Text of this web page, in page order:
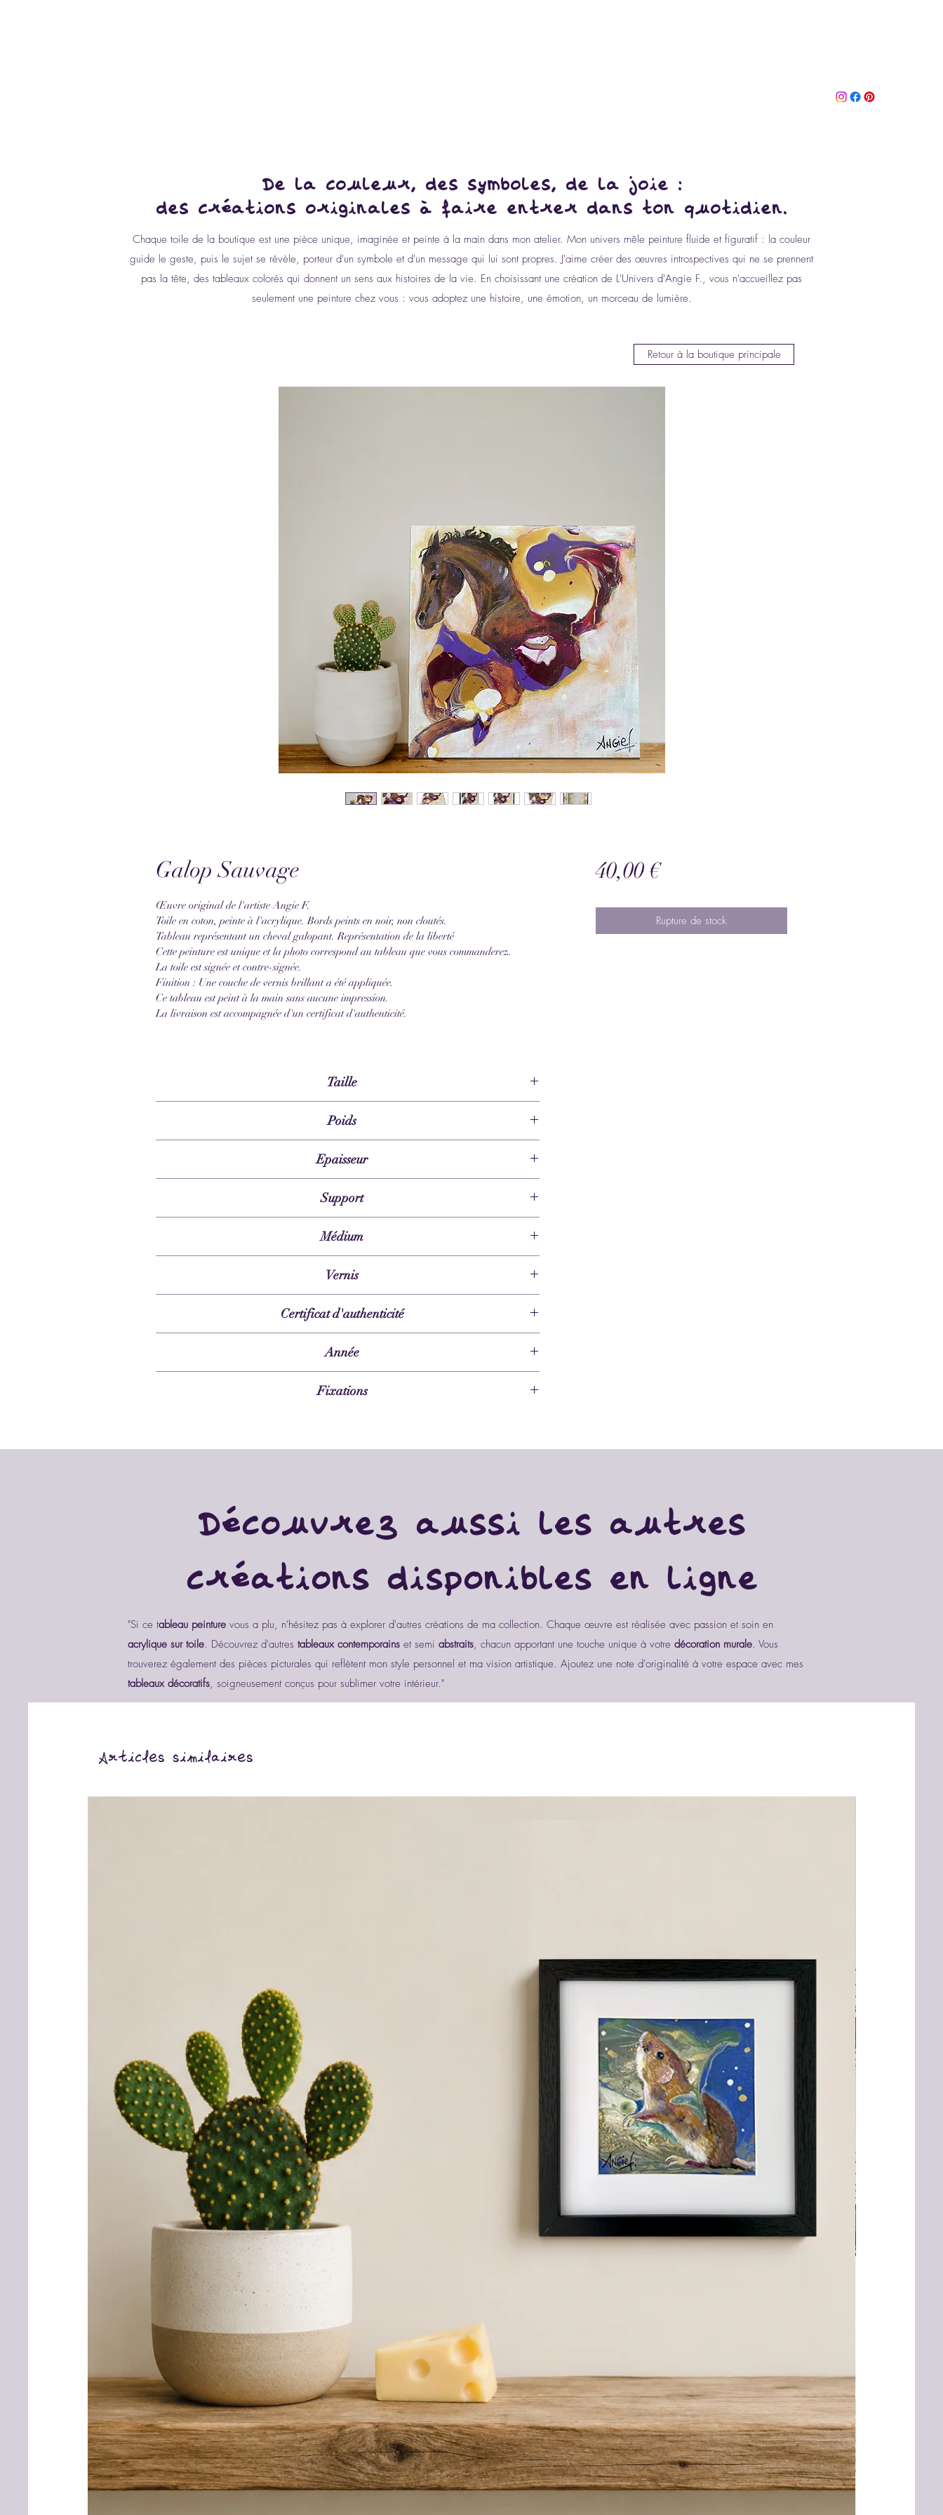
De la couleur, des symboles, de la joie :
des créations originales à faire entrer dans ton quotidien.
Chaque toile de la boutique est une pièce unique, imaginée et peinte à la main dans mon atelier. Mon univers mêle peinture fluide et figuratif : la couleur
guide le geste, puis le sujet se révèle, porteur d'un symbole et d'un message qui lui sont propres. J'aime créer des œuvres introspectives qui ne se prennent
pas la tête, des tableaux colorés qui donnent un sens aux histoires de la vie. En choisissant une création de L'Univers d'Angie F., vous n'accueillez pas
seulement une peinture chez vous : vous adoptez une histoire, une émotion, un morceau de lumière.
Retour à la boutique principale
Galop Sauvage
Œuvre original de l'artiste Angie F.
Toile en coton, peinte à l'acrylique. Bords peints en noir, non cloutés.
Tableau représentant un cheval galopant. Représentation de la liberté
Cette peinture est unique et la photo correspond au tableau que vous commanderez.
La toile est signée et contre-signée.
Finition : Une couche de vernis brillant a été appliquée.
Ce tableau est peint à la main sans aucune impression.
La livraison est accompagnée d'un certificat d'authenticité.
Taille
Poids
Epaisseur
Support
Médium
Vernis
Certificat d'authenticité
Année
Fixations
40,00 €Prix
Rupture de stock
Découvrez aussi les autres
créations disponibles en ligne
"Si ce tableau peinture vous a plu, n'hésitez pas à explorer d'autres créations de ma collection. Chaque œuvre est réalisée avec passion et soin en
acrylique sur toile. Découvrez d'autres tableaux contemporains et semi abstraits, chacun apportant une touche unique à votre décoration murale. Vous
trouverez également des pièces picturales qui reflètent mon style personnel et ma vision artistique. Ajoutez une note d'originalité à votre espace avec mes
tableaux décoratifs, soigneusement conçus pour sublimer votre intérieur."
Articles similaires